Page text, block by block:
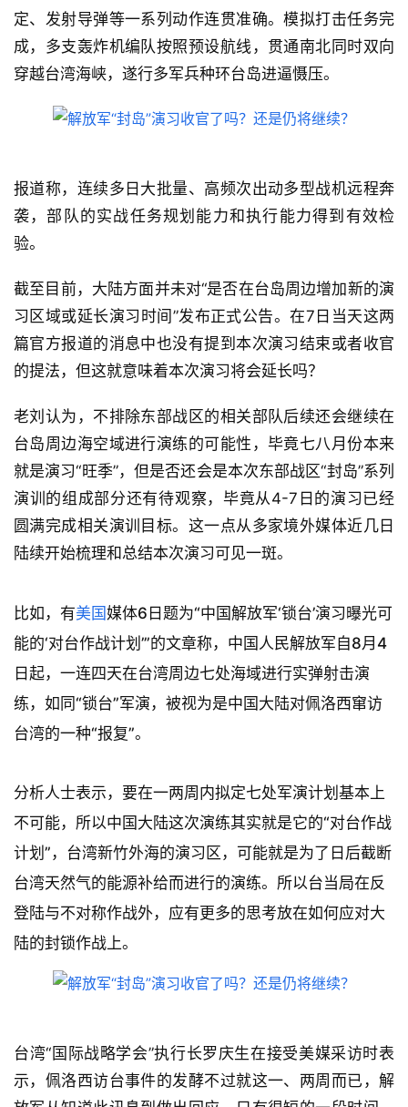
定、发射导弹等一系列动作连贯准确。模拟打击任务完
成，多支轰炸机编队按照预设航线，贯通南北同时双向
穿越台湾海峡，遂行多军兵种环台岛进逼慑压。
报道称，连续多日大批量、高频次出动多型战机远程奔
袭，部队的实战任务规划能力和执行能力得到有效检
验。
截至目前，大陆方面并未对“是否在台岛周边增加新的演
习区域或延长演习时间”发布正式公告。在7日当天这两
篇官方报道的消息中也没有提到本次演习结束或者收官
的提法，但这就意味着本次演习将会延长吗？
老刘认为，不排除东部战区的相关部队后续还会继续在
台岛周边海空域进行演练的可能性，毕竟七八月份本来
就是演习“旺季”，但是否还会是本次东部战区“封岛”系列
演训的组成部分还有待观察，毕竟从4-7日的演习已经
圆满完成相关演训目标。这一点从多家境外媒体近几日
陆续开始梳理和总结本次演习可见一斑。
比如，有美国媒体6日题为“中国解放军‘锁台’演习曝光可
能的‘对台作战计划’”的文章称，中国人民解放军自8月4
日起，一连四天在台湾周边七处海域进行实弹射击演
练，如同“锁台”军演，被视为是中国大陆对佩洛西窜访
台湾的一种“报复”。
分析人士表示，要在一两周内拟定七处军演计划基本上
不可能，所以中国大陆这次演练其实就是它的“对台作战
计划”，台湾新竹外海的演习区，可能就是为了日后截断
台湾天然气的能源补给而进行的演练。所以台当局在反
登陆与不对称作战外，应有更多的思考放在如何应对大
陆的封锁作战上。
台湾“国际战略学会”执行长罗庆生在接受美媒采访时表
示，佩洛西访台事件的发酵不过就这一、两周而已，解